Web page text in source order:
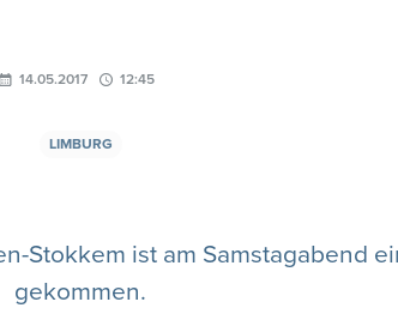
14.05.2017 12:45
LIMBURG
Stokkem ist am Samstagabend
gekommen.